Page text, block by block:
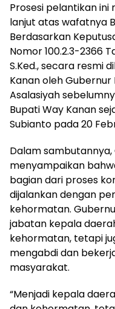
Prosesi pelantikan
lanjut atas wafatnya
Berdasarkan
Nomor 100.2.3-2366
S.Ked., secara resmi
Kanan oleh Gubernur
Asalasiyah
Bupati Way Kanan
Subianto pada 20
Dalam
menyampaikan
bagian dari proses
dijalankan dengan
kehormatan.
jabatan kepala
kehormatan, tetapi
mengabdi dan
masyarakat.
“Menjadi kepala